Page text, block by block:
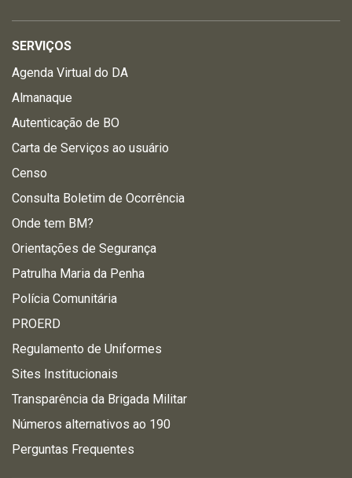
SERVIÇOS
Agenda Virtual do DA
Almanaque
Autenticação de BO
Carta de Serviços ao usuário
Censo
Consulta Boletim de Ocorrência
Onde tem BM?
Orientações de Segurança
Patrulha Maria da Penha
Polícia Comunitária
PROERD
Regulamento de Uniformes
Sites Institucionais
Transparência da Brigada Militar
Números alternativos ao 190
Perguntas Frequentes